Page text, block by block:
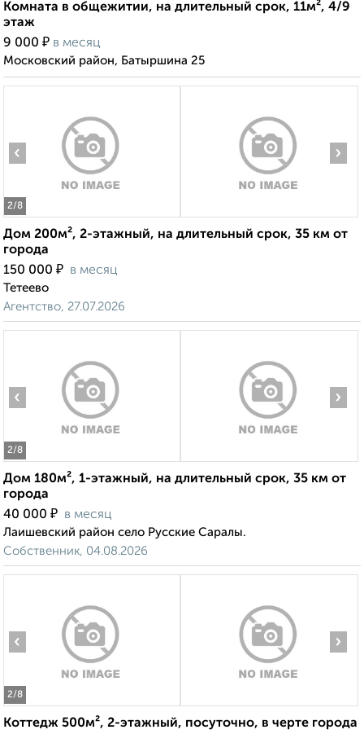
Комната в общежитии, на длительный срок, 11м², 4/9
этаж
9 000 ₽ в месяц
Московский район, Батыршина 25
2/8
‹ ›
Дом 200м², 2-этажный, на длительный срок, 35 км от
города
150 000 ₽ в месяц
Тетеево
Агентство, 27.07.2026
2/8
‹ ›
Дом 180м², 1-этажный, на длительный срок, 35 км от
города
40 000 ₽ в месяц
Лаишевский район село Русские Саралы.
Собственник, 04.08.2026
2/8
‹ ›
Коттедж 500м², 2-этажный, посуточно, в черте города